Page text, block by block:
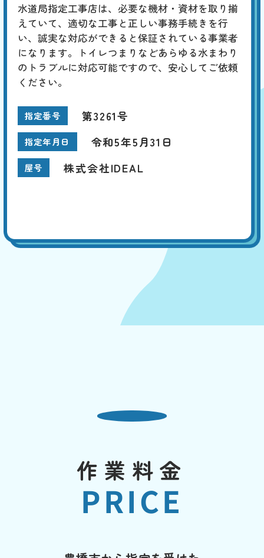
水道局指定工事店は、必要な機材・資材を取り揃
えていて、適切な工事と正しい事務手続きを行
い、誠実な対応ができると保証されている事業者
になります。トイレつまりなどあらゆる水まわり
のトラブルに対応可能ですので、安心してご依頼
ください。
指定番号 第3261号
指定年月日 令和5年5月31日
屋号 株式会社IDEAL
作業料金
PRICE